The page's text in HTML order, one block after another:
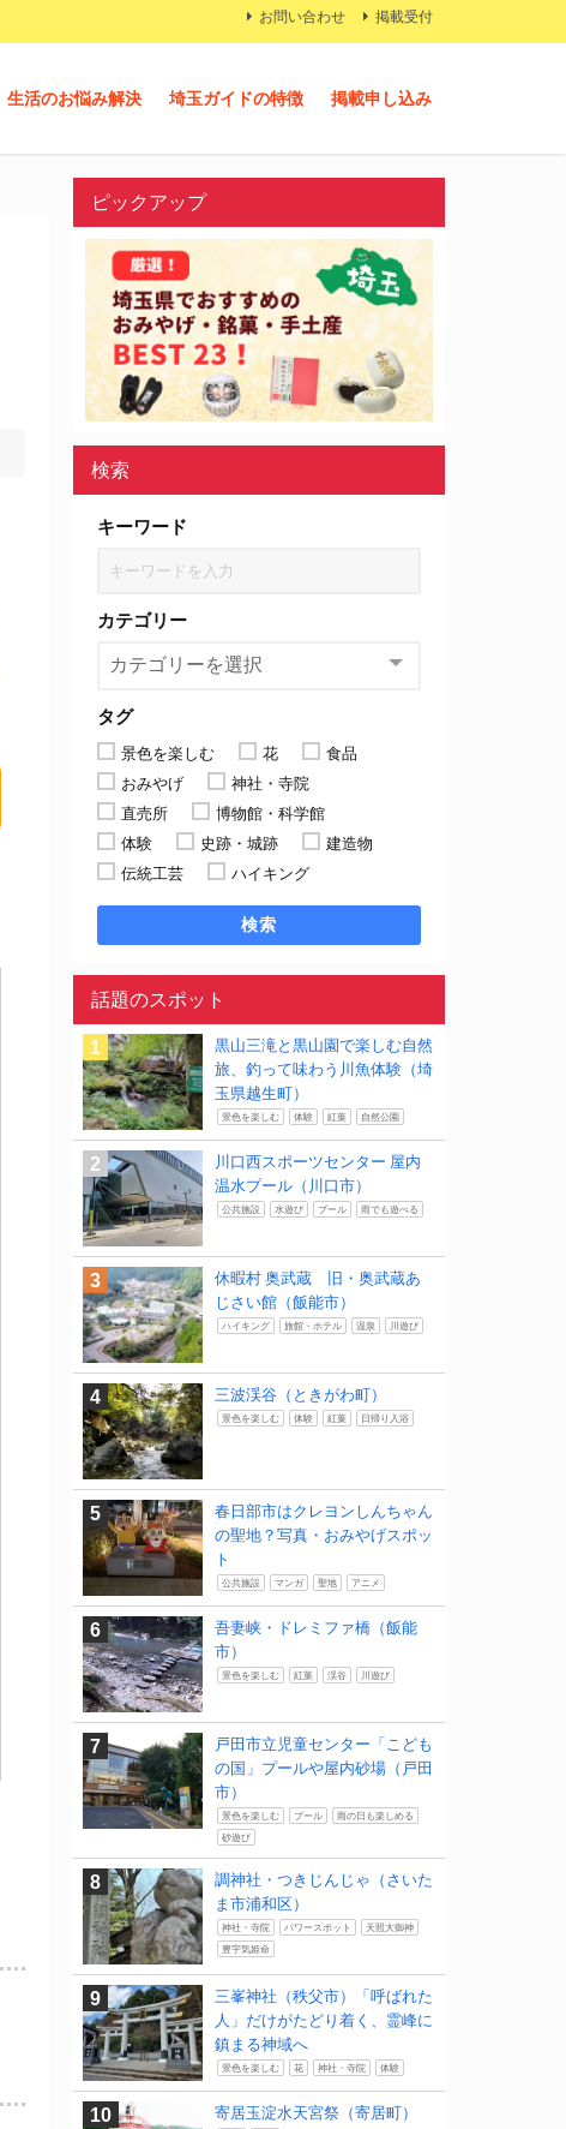
お問い合わせ 掲載受付
生活のお悩み解決 埼玉ガイドの特徴 掲載申し込み
ピックアップ
検索
キーワード
カテゴリー
タグ
景色を楽しむ 花
食品
おみやげ
神社・寺院
直売所
博物館・科学館
体験
史跡・城跡
建造物
伝統工芸
ハイキング
検索
話題のスポット
黒山三滝と黒山園で楽しむ自然
旅、釣って味わう川魚体験（埼
玉県越生町）
景色を楽しむ 体験 紅葉 自然公園
川口西スポーツセンター 屋内
温水プール（川口市）
公共施設 水遊び プール 雨でも遊べる
休暇村 奥武蔵 旧・奥武蔵あ
じさい館（飯能市）
ハイキング 旅館・ホテル 温泉 川遊び
三波渓谷（ときがわ町）
景色を楽しむ 体験 紅葉 日帰り入浴
春日部市はクレヨンしんちゃん
の聖地？写真・おみやげスポッ
ト
公共施設 マンガ 聖地 アニメ
吾妻峡・ドレミファ橋（飯能
市）
景色を楽しむ 紅葉 渓谷 川遊び
戸田市立児童センター「こども
の国」プールや屋内砂場（戸田
市）
景色を楽しむ プール 雨の日も楽しめる
砂遊び
調神社・つきじんじゃ（さいた
ま市浦和区）
神社・寺院 パワースポット 天照大御神
豊宇気姫命
三峯神社（秩父市）「呼ばれた
人」だけがたどり着く、霊峰に
鎮まる神域へ
景色を楽しむ 花 神社・寺院 体験
寄居玉淀水天宮祭（寄居町）